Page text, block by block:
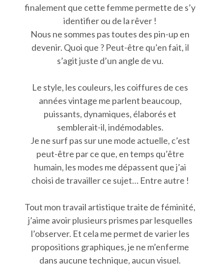
finalement que cette femme permette de s’y
identifier ou de la rêver !
Nous ne sommes pas toutes des pin-up en
devenir. Quoi que ? Peut-être qu’en fait, il
s’agit juste d’un angle de vu.
Le style, les couleurs, les coiffures de ces
années vintage me parlent beaucoup,
puissants, dynamiques, élaborés et
semblerait-il, indémodables.
Je ne surf pas sur une mode actuelle, c’est
peut-être par ce que, en temps qu’être
humain, les modes me dépassent que j’ai
choisi de travailler ce sujet… Entre autre !
Tout mon travail artistique traite de féminité,
j’aime avoir plusieurs prismes par lesquelles
l’observer. Et cela me permet de varier les
propositions graphiques, je ne m’enferme
dans aucune technique, aucun visuel.